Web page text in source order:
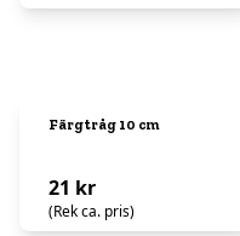
Färgtråg 10 cm
21 kr
(Rek ca. pris)